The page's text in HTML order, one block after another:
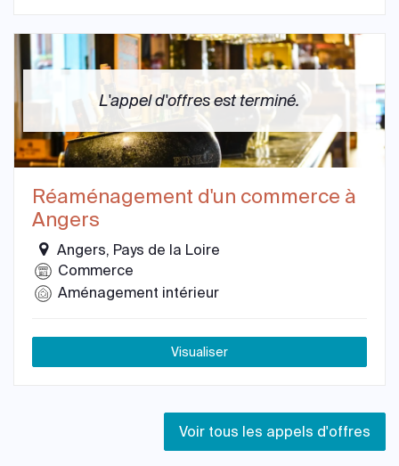
L'appel d'offres est terminé.
Réaménagement d'un commerce à
Angers
Angers, Pays de la Loire
Commerce
Aménagement intérieur
Visualiser
Voir tous les appels d'offres